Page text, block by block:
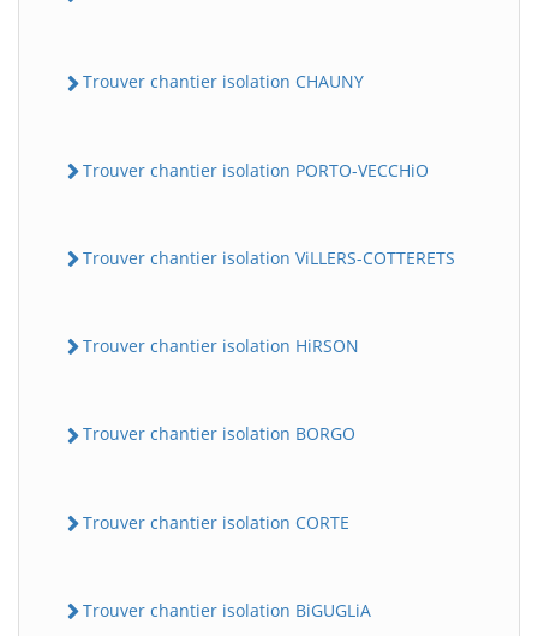
Trouver chantier isolation CHAUNY
Trouver chantier isolation PORTO-VECCHiO
Trouver chantier isolation ViLLERS-COTTERETS
Trouver chantier isolation HiRSON
Trouver chantier isolation BORGO
Trouver chantier isolation CORTE
Trouver chantier isolation BiGUGLiA